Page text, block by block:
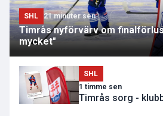
SHL 21 minuter sen
Timrås nyförvärv om
mycket"
SHL
1 timme sen
Timrås sorg -